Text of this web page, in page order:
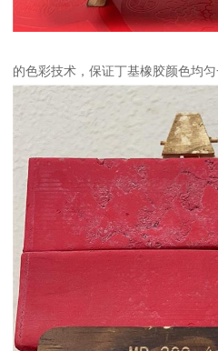
的色彩技术，保证丁基橡胶颜色均匀